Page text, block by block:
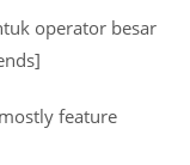
operator besar
feature